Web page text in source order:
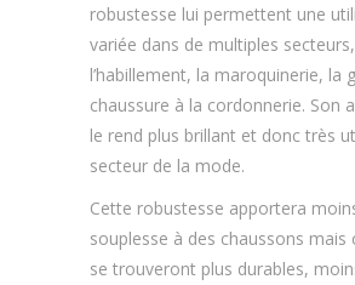
robustesse lui permettent une
variée dans de multiples
l’habillement, la maroquinerie, la
chaussure à la cordonnerie. Son
le rend plus brillant et donc très
secteur de la mode.
Cette robustesse apportera
souplesse à des chaussons mais
se trouveront plus durables,